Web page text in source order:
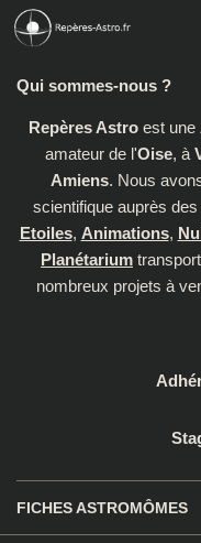
Skip to content
Qui sommes-nous ?
Repères Astroest une
amateur de l'Oise, à
Amiens. Nous
scientifique auprès
Etoiles, Animations,
Planétarium
nombreux projets à
FICHES ASTROMÔMES